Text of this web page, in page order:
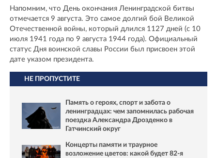
Напомним, что День окончания Ленинградской битвы
отмечается 9 августа. Это самое долгий бой Великой
Отечественной войны, который длился 1127 дней (с 10
июля 1941 года по 9 августа 1944 года). Официальный
статус Дня воинской славы России был присвоен этой
дате указом президента.
НЕ ПРОПУСТИТЕ
Память о героях, спорт и забота о
ленинградцах: чем запомнилась рабочая
поездка Александра Дрозденко в
Гатчинский округ
Концерты памяти и траурное
возложение цветов: какой будет 82-я